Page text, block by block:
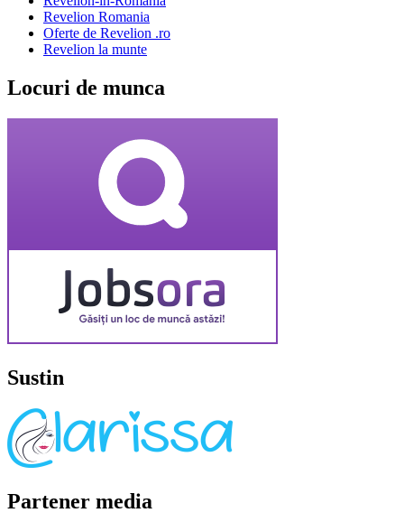
Revelion Romania
Oferte de Revelion .ro
Revelion la munte
Locuri de munca
Sustin
Partener media